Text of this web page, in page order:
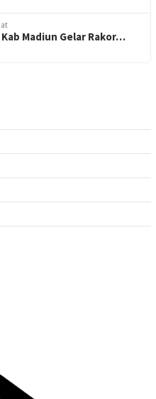
Madiun Gelar Rakor…